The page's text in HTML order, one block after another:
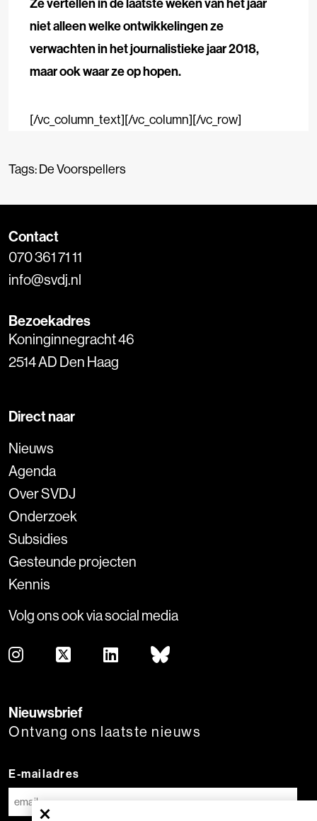
niet alleen welke ontwikkelingen ze
verwachten in het journalistieke jaar 2018,
maar ook waar ze op hopen.
[/vc_column_text][/vc_column][/vc_row]
Tags:De Voorspellers
×
Contact
070 361 71 11
info@svdj.nl
Bezoekadres
Koninginnegracht 46
2514 AD Den Haag
Direct naar
Nieuws
Agenda
Over SVDJ
Onderzoek
Subsidies
Gesteunde projecten
Kennis
Volg ons ook via social media
Nieuwsbrief
Ontvang ons laatste nieuws
E-mailadres